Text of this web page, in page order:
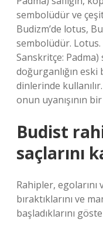
sembolüdür ve
Budizm’de lotus,
sembolüdür.
Sanskritçe: Padma)
doğurganlığın
dinlerinde
onun uyanışının
Budist
saçlarını
Rahipler, egolarını
bıraktıklarını ve
başladıklarını